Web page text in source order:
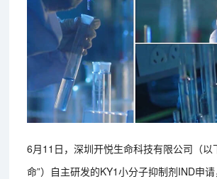
6月11日，深圳开悦生命科技有限公司（以
命”）自主研发的KY1小分子抑制剂IND申